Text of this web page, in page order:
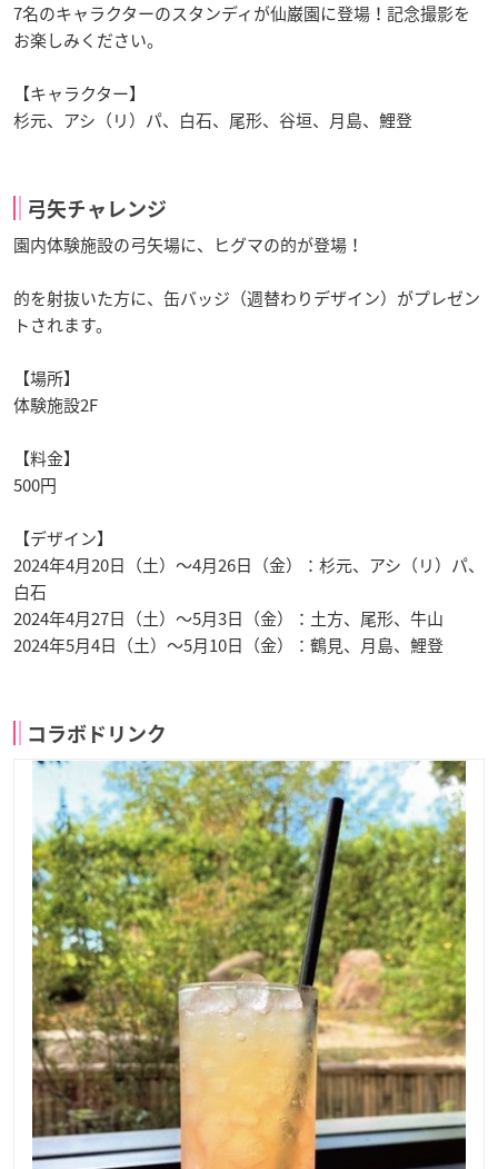
7名のキャラクターのスタンディが仙巌園に登場！記念撮影を
お楽しみください。
【キャラクター】
杉元、アシ（リ）パ、白石、尾形、谷垣、月島、鯉登
弓矢チャレンジ
園内体験施設の弓矢場に、ヒグマの的が登場！
的を射抜いた方に、缶バッジ（週替わりデザイン）がプレゼン
トされます。
【場所】
体験施設2F
【料金】
500円
【デザイン】
2024年4月20日（土）～4月26日（金）：杉元、アシ（リ）パ、
白石
2024年4月27日（土）～5月3日（金）：土方、尾形、牛山
2024年5月4日（土）～5月10日（金）：鶴見、月島、鯉登
コラボドリンク